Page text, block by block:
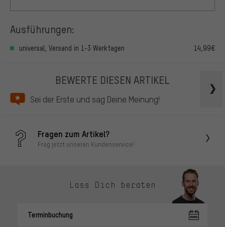
Ausführungen:
universal, Versand in 1-3 Werktagen 14,99€
BEWERTE DIESEN ARTIKEL
Sei der Erste und sag Deine Meinung!
Fragen zum Artikel?
Frag jetzt unseren Kundenservice!
Lass Dich beraten
Terminbuchung